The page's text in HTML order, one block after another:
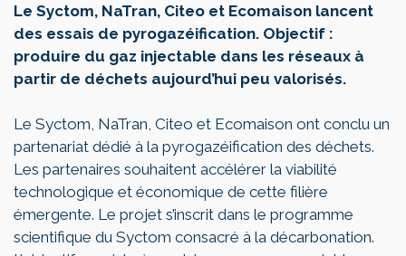
Le Syctom, NaTran, Citeo et Ecomaison lancent
des essais de pyrogazéification. Objectif :
produire du gaz injectable dans les réseaux à
partir de déchets aujourd’hui peu valorisés.
Le Syctom, NaTran, Citeo et Ecomaison ont conclu un
partenariat dédié à la pyrogazéification des déchets.
Les partenaires souhaitent accélérer la viabilité
technologique et économique de cette filière
émergente. Le projet s’inscrit dans le programme
scientifique du Syctom consacré à la décarbonation.